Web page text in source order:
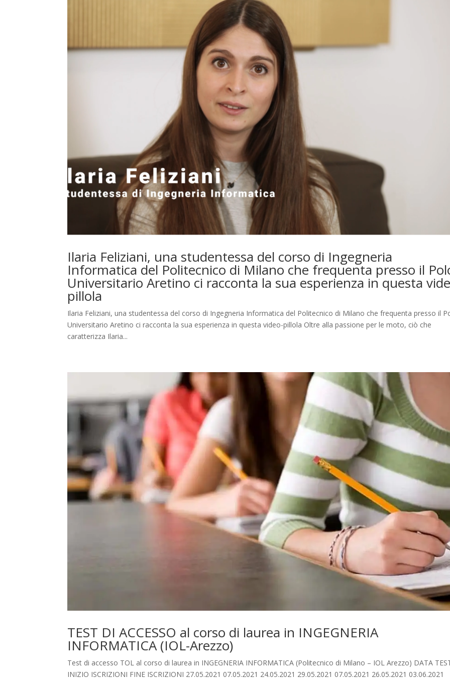
Ilaria Feliziani, una studentessa del corso di Ingegneria
Informatica del Politecnico di Milano che frequenta presso il
Universitario Aretino ci racconta la sua esperienza in questa
pillola
Ilaria Feliziani, una studentessa del corso di Ingegneria Informatica del Politecnico di Milano che frequenta presso il
Universitario Aretino ci racconta la sua esperienza in questa video-pillola Oltre alla passione per le moto, ciò che
caratterizza Ilaria...
TEST DI ACCESSO al corso di laurea in INGEGNERIA
INFORMATICA (IOL-Arezzo)
Test di accesso TOL al corso di laurea in INGEGNERIA INFORMATICA (Politecnico di Milano – IOL Arezzo) DATA
INIZIO ISCRIZIONI FINE ISCRIZIONI 27.05.2021 07.05.2021 24.05.2021 29.05.2021 07.05.2021 26.05.2021 03.06.2021